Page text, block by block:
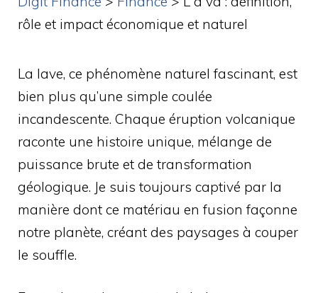
rôle et impact économique et naturel
La lave, ce phénomène naturel fascinant, est
bien plus qu’une simple coulée
incandescente. Chaque éruption volcanique
raconte une histoire unique, mélange de
puissance brute et de transformation
géologique. Je suis toujours captivé par la
manière dont ce matériau en fusion façonne
notre planète, créant des paysages à couper
le souffle.